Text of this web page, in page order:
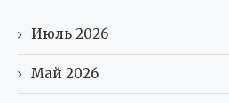
Июль 2026
Май 2026